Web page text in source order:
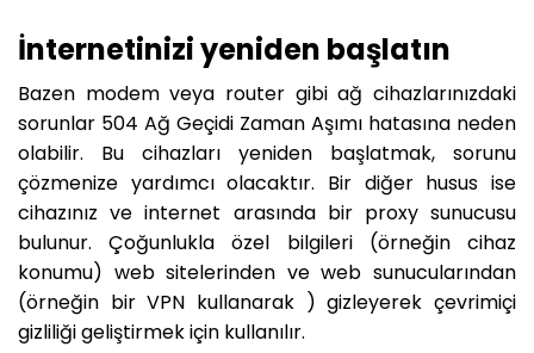
İnternetinizi yeniden başlatın
Bazen modem veya router gibi ağ cihazlarınızdaki
sorunlar 504 Ağ Geçidi Zaman Aşımı hatasına neden
olabilir. Bu cihazları yeniden başlatmak, sorunu
çözmenize yardımcı olacaktır. Bir diğer husus ise
cihazınız ve internet arasında bir proxy sunucusu
bulunur. Çoğunlukla özel bilgileri (örneğin cihaz
konumu) web sitelerinden ve web sunucularından
(örneğin bir VPN kullanarak ) gizleyerek çevrimiçi
gizliliği geliştirmek için kullanılır.